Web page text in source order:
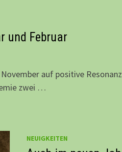
und Februar
auf positive
zwei …
NEUIGKEITEN